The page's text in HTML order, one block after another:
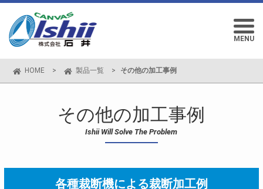
MENU
HOME > 製品一覧 > その他の加工事例
その他の加工事例
Ishii Will Solve The Problem
各種裁断機による裁断加工例